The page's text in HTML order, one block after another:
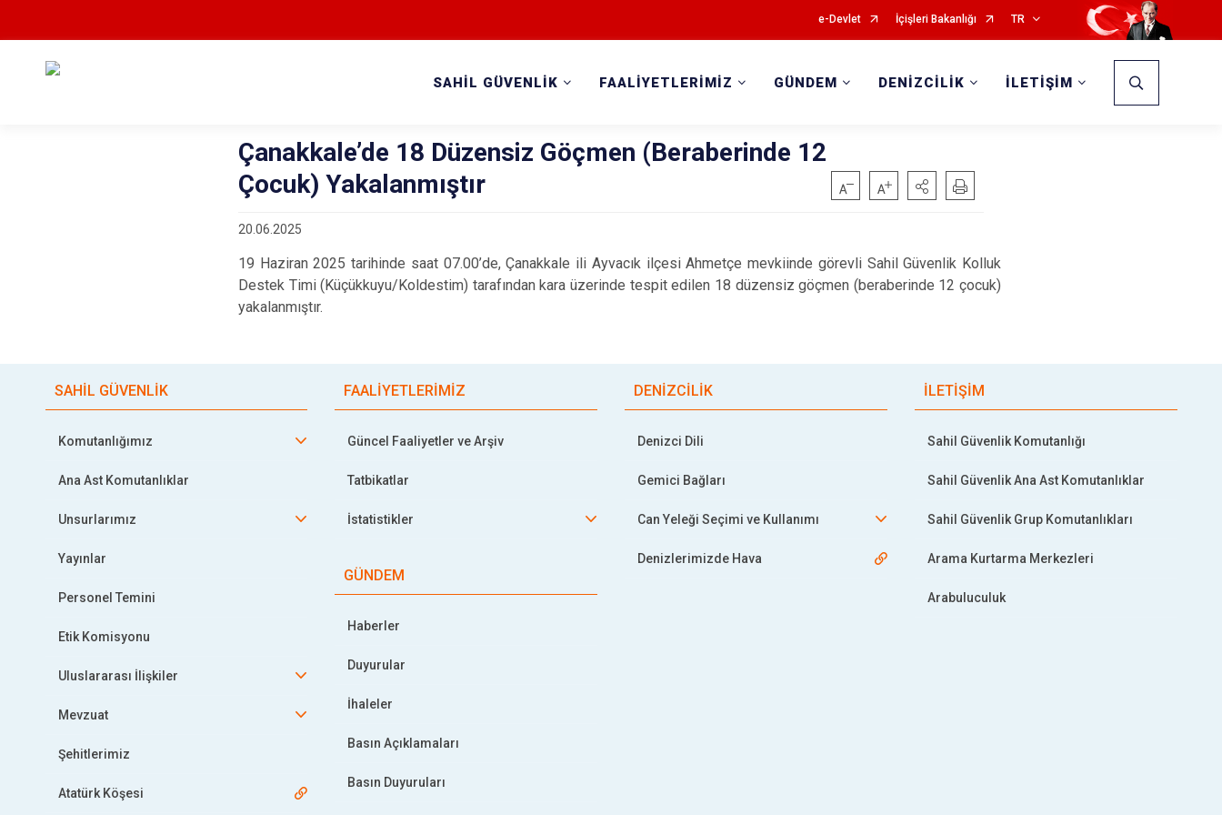
e-Devlet İçişleri Bakanlığı TR
SAHİL GÜVENLİK FAALİYETLERİMİZ GÜNDEM DENİZCİLİK İLETİŞİM
Çanakkale’de 18 Düzensiz Göçmen (Beraberinde 12
Çocuk) Yakalanmıştır
20.06.2025
19 Haziran 2025tarihinde saat 07.00’de, Çanakkale ili Ayvacık ilçesi Ahmetçe mevkiinde görevli Sahil Güvenlik Kolluk
Destek Timi (Küçükkuyu/Koldestim) tarafındankara üzerinde tespit edilen 18 düzensiz göçmen (beraberinde 12 çocuk)
yakalanmıştır.
SAHİL GÜVENLİK
Komutanlığımız
Ana Ast Komutanlıklar
Unsurlarımız
Yayınlar
Personel Temini
Etik Komisyonu
Uluslararası İlişkiler
Mevzuat
Şehitlerimiz
Atatürk Köşesi
FAALİYETLERİMİZ
Güncel Faaliyetler ve Arşiv
Tatbikatlar
İstatistikler
GÜNDEM
Haberler
Duyurular
İhaleler
Basın Açıklamaları
Basın Duyuruları
DENİZCİLİK
Denizci Dili
Gemici Bağları
Can Yeleği Seçimi ve Kullanımı
Denizlerimizde Hava
İLETİŞİM
Sahil Güvenlik Komutanlığı
Sahil Güvenlik Ana Ast Komutanlıklar
Sahil Güvenlik Grup Komutanlıkları
Arama Kurtarma Merkezleri
Arabuluculuk